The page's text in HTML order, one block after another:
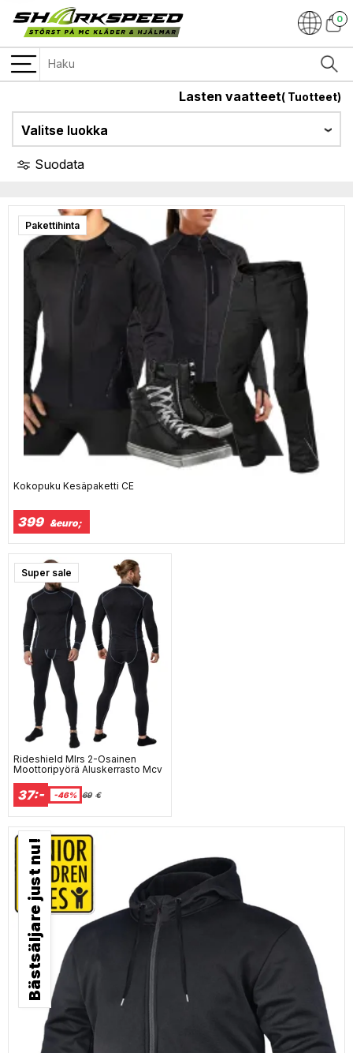
0
Lasten vaatteet( Tuotteet)
Valitse luokka
Suodata
Pakettihinta
Kokopuku Kesäpaketti CE
399 &euro;
Super sale
Rideshield Mlrs 2-Osainen
Moottoripyörä Aluskerrasto Mcv
37:- -46% 69 €
Bästsäljare just nu!